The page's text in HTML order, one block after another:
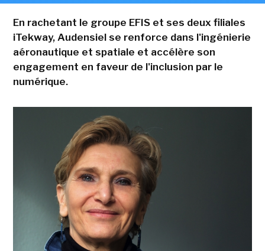
En rachetant le groupe EFIS et ses deux filiales
iTekway, Audensiel se renforce dans l'ingénierie
aéronautique et spatiale et accélère son
engagement en faveur de l'inclusion par le
numérique.